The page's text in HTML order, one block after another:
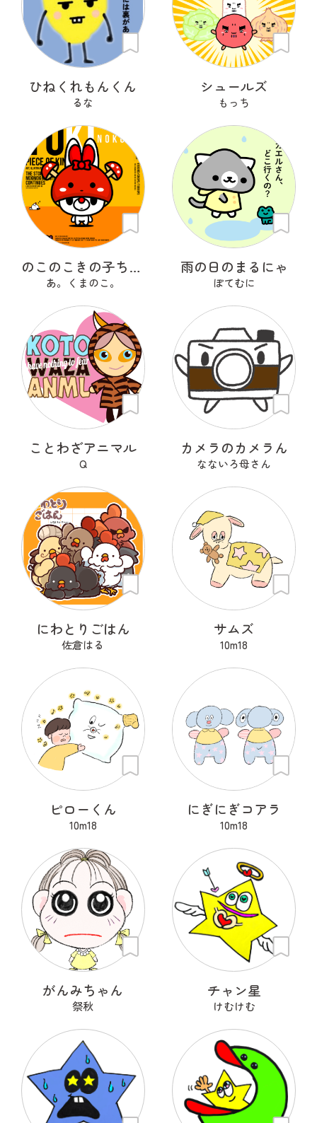
ひねくれもんくん
るな
シュールズ
もっち
のこのこきの子ちゃん
あ。くまのこ。
雨の日のまるにゃ
ぽてむに
ことわざアニマル
Q
カメラのカメラん
なないろ母さん
にわとりごはん
佐倉はる
サムズ
10m18
ピローくん
10m18
にぎにぎコアラ
10m18
がんみちゃん
祭秋
チャン星
けむけむ